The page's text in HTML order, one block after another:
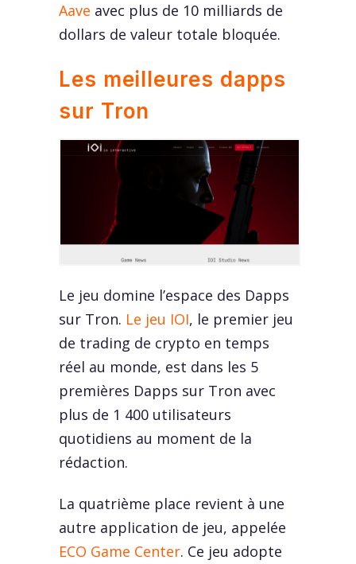
Aave avec plus de 10 milliards de
dollars de valeur totale bloquée.
Les meilleures dapps
sur Tron
Le jeu domine l’espace des Dapps
sur Tron. Le jeu IOI, le premier jeu
de trading de crypto en temps
réel au monde, est dans les 5
premières Dapps sur Tron avec
plus de 1 400 utilisateurs
quotidiens au moment de la
rédaction.
La quatrième place revient à une
autre application de jeu, appelée
ECO Game Center. Ce jeu adopte